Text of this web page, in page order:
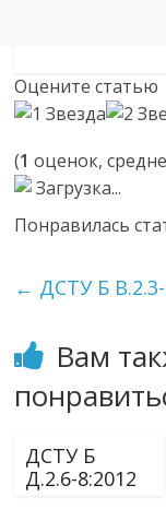
Оцените статью
(1 оценок,
Загрузка...
Понравилась
← ДСТУ Б В.2.3-
Вам
ДСТУ Б
Д.2.6-8:2012